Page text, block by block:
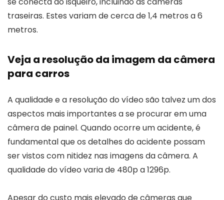
traseiras. Estes variam de cerca de 1,4 metros a 6
metros.
Veja a resolução da imagem da câmera
para carros
A qualidade e a resolução do vídeo são talvez um dos
aspectos mais importantes a se procurar em uma
câmera de painel. Quando ocorre um acidente, é
fundamental que os detalhes do acidente possam
ser vistos com nitidez nas imagens da câmera. A
qualidade do vídeo varia de 480p a 1296p.
Apesar do custo mais elevado de câmeras que